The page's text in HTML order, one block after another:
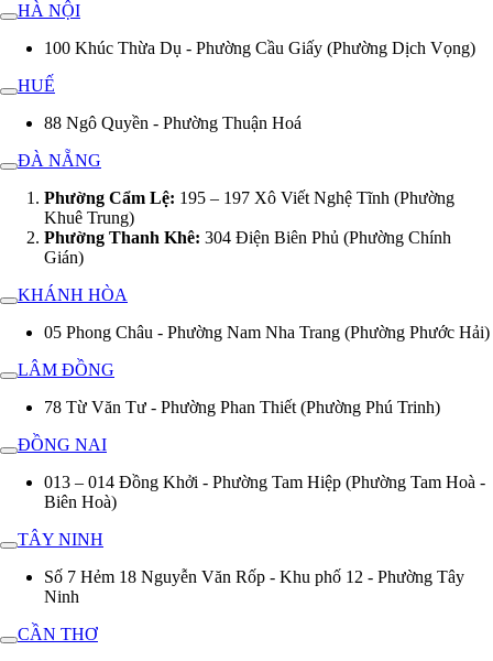
HÀ NỘI
100 Khúc Thừa Dụ - Phường Cầu Giấy (Phường Dịch Vọng)
HUẾ
88 Ngô Quyền - Phường Thuận Hoá
ĐÀ NẴNG
Phường Cẩm Lệ: 195 – 197 Xô Viết Nghệ Tĩnh (Phường
Khuê Trung)
Phường Thanh Khê: 304 Điện Biên Phủ (Phường Chính
Gián)
KHÁNH HÒA
05 Phong Châu - Phường Nam Nha Trang (Phường Phước Hải)
LÂM ĐỒNG
78 Từ Văn Tư - Phường Phan Thiết (Phường Phú Trinh)
ĐỒNG NAI
013 – 014 Đồng Khởi - Phường Tam Hiệp (Phường Tam Hoà -
Biên Hoà)
TÂY NINH
Số 7 Hẻm 18 Nguyễn Văn Rốp - Khu phố 12 - Phường Tây
Ninh
CẦN THƠ